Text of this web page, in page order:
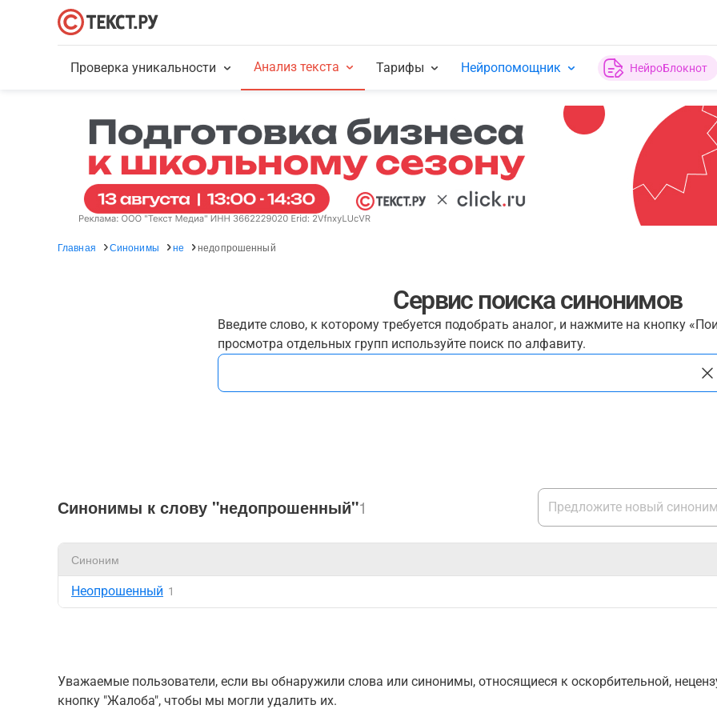
Проверка уникальности Анализ текста Тарифы Нейропомощник НейроБлокнот
Главная Синонимы не недопрошенный
Сервис поиска синонимов
Введите слово, к которому требуется подобрать аналог, и нажмите на кнопку
просмотра отдельных групп используйте поиск по алфавиту.
Синонимы к слову "недопрошенный"1
Синоним
Неопрошенный 1
Уважаемые пользователи, если вы обнаружили слова или синонимы, относящиеся к оскорбительной,
кнопку "Жалоба", чтобы мы могли удалить их.